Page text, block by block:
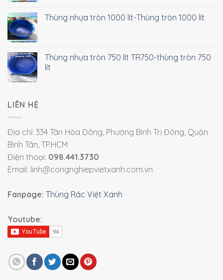
Thùng nhựa tròn 1000 lít-Thùng tròn 1000 lít
Thùng nhựa tròn 750 lít TR750-thùng tròn 750
lít
LIÊN HỆ
Địa chỉ: 334 Tân Hòa Đông, Phường Bình Trị Đông, Quận
Bình Tân, TP.HCM
Điện thoại: 098.441.3730
Email: linh@congnghiepvietxanh.com.vn
Fanpage: Thùng Rác Việt Xanh
Youtube: